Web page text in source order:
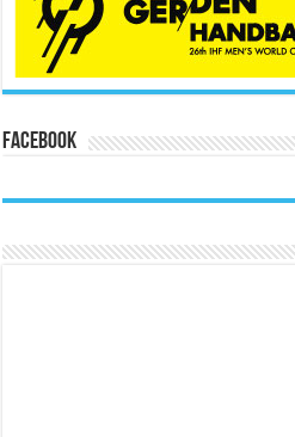
Facebook